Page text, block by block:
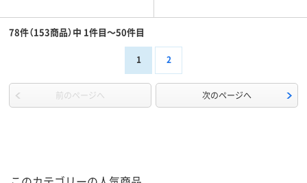
78件（153商品）中 1件目～50件目
1 2
前のページへ 次のページへ